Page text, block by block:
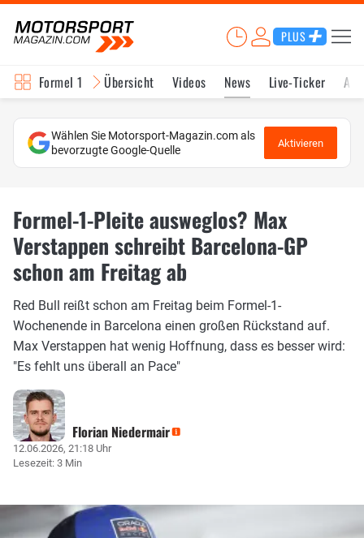
PLUS
Formel 1 Übersicht Videos News Live-Ticker
Wählen Sie Motorsport-Magazin.com als
bevorzugte Google-Quelle
Aktivieren
Formel-1-Pleite ausweglos? Max
Verstappen schreibt Barcelona-GP
schon am Freitag ab
Red Bull reißt schon am Freitag beim Formel-1-
Wochenende in Barcelona einen großen Rückstand auf.
Max Verstappen hat wenig Hoffnung, dass es besser wird:
"Es fehlt uns überall an Pace"
Florian Niedermair
12.06.2026, 21:18 Uhr
Lesezeit: 3 Min